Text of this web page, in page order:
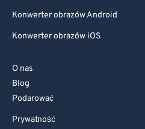
Konwerter obrazów Android
Konwerter obrazów iOS
O nas
Blog
Podarować
Prywatność